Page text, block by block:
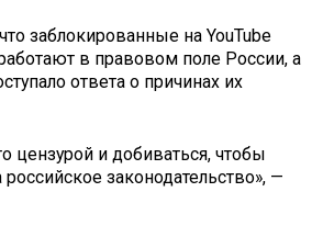
заблокированные на YouTube
в правовом поле России, а
ответа о причинах их
цензурой и добиваться, чтобы
законодательство», —